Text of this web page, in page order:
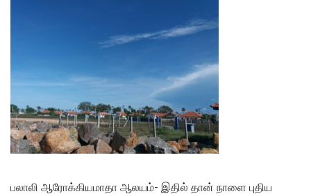
பலாலி ஆரோக்கியமாதா ஆலயம்- இதில் தான் நாளை புதிய